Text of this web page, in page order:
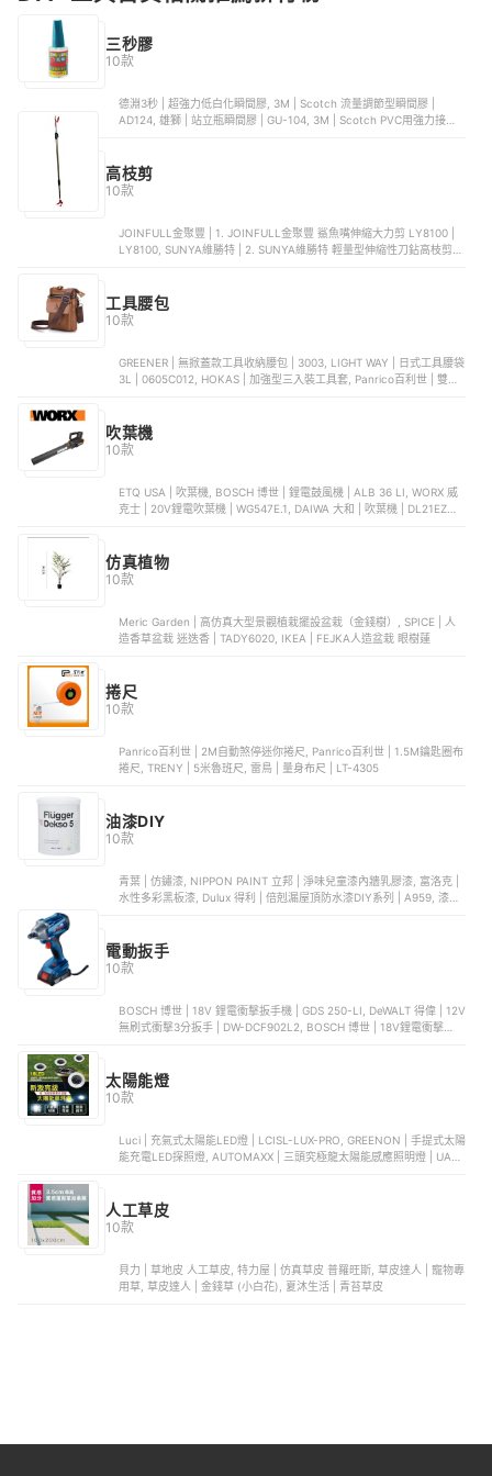
時還能幫您快速累績基礎概念喔。
三秒膠
10款
德淵3秒 | 超強力低白化瞬間膠, 3M | Scotch 流量調節型瞬間膠 |
AD124, 雄獅 | 站立瓶瞬間膠 | GU-104, 3M | Scotch PVC用強力接著
高枝剪
10款
JOINFULL金聚豐 | 1. JOINFULL金聚豐 鯊魚嘴伸縮大力剪 LY8100 |
LY8100, SUNYA維勝特 | 2. SUNYA維勝特 輕量型伸縮性刀鉆高枝剪
人 輕量高枝採果剪
工具腰包
10款
GREENER | 無掀蓋款工具收納腰包 | 3003, LIGHT WAY | 日式工具腰袋
3L | 0605C012, HOKAS | 加強型三入裝工具套, Panrico百利世 | 雙層4
吹葉機
10款
ETQ USA | 吹葉機, BOSCH 博世 | 鋰電鼓風機 | ALB 36 LI, WORX 威
克士 | 20V鋰電吹葉機 | WG547E.1, DAIWA 大和 | 吹葉機 | DL21EZR,
仿真植物
10款
Meric Garden | 高仿真大型景觀植栽擺設盆栽（金錢樹）, SPICE | 人
造香草盆栽 迷迭香 | TADY6020, IKEA | FEJKA人造盆栽 眼樹蓮
捲尺
10款
Panrico百利世 | 2M自動煞停迷你捲尺, Panrico百利世 | 1.5M鑰匙圈布
捲尺, TRENY | 5米魯班尺, 雷鳥 | 量身布尺 | LT-4305
油漆DIY
10款
青葉 | 仿鏽漆, NIPPON PAINT 立邦 | 淨味兒童漆內牆乳膠漆, 富洛克 |
水性多彩黑板漆, Dulux 得利 | 倍剋漏屋頂防水漆DIY系列 | A959, 漆寶
電動扳手
10款
BOSCH 博世 | 18V 鋰電衝擊扳手機 | GDS 250-LI, DeWALT 得偉 | 12V
無刷式衝擊3分扳手 | DW-DCF902L2, BOSCH 博世 | 18V鋰電衝擊起
太陽能燈
10款
Luci | 充氣式太陽能LED燈 | LCISL-LUX-PRO, GREENON | 手提式太陽
能充電LED探照燈, AUTOMAXX | 三頭究極龍太陽能感應照明燈 | UA-
人工草皮
10款
貝力 | 草地皮 人工草皮, 特力屋 | 仿真草皮 普羅旺斯, 草皮達人 | 寵物專
用草, 草皮達人 | 金錢草 (小白花), 夏沐生活 | 青苔草皮